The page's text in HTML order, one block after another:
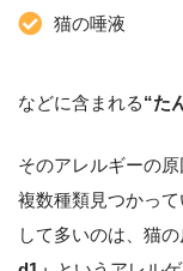
猫の唾液
などに含まれる“た
そのアレルギーの
複数種類見つかっ
して多いのは、猫